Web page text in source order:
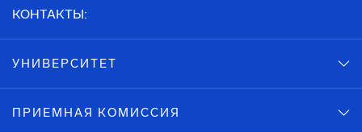
КОНТАКТЫ:
УНИВЕРСИТЕТ
ПРИЕМНАЯ КОМИССИЯ